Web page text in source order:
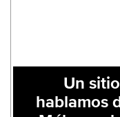
Un
hablamos